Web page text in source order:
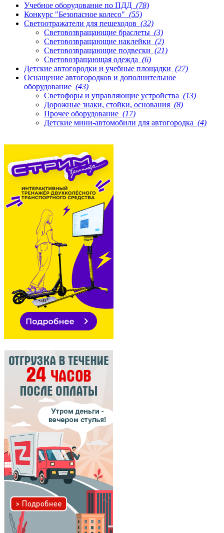
Учебное оборудование по ПДД (78)
Конкурс "Безопасное колесо" (55)
Светоотражатели для пешеходов (32)
Световозвращающие браслеты (3)
Световозвращающие наклейки (2)
Световозвращающие подвески (21)
Световозращающая одежда (6)
Детские автогородки и учебные площадки (27)
Оснащение автогородков и дополнительное
оборудование (43)
Светофоры и управляющие устройства (13)
Дорожные знаки, стойки, основания (8)
Прочее оборудование (17)
Детские мини-автомобили для автогородка (4)